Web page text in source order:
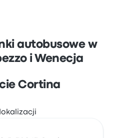
autobusowe w
i Wenecja
Cortina